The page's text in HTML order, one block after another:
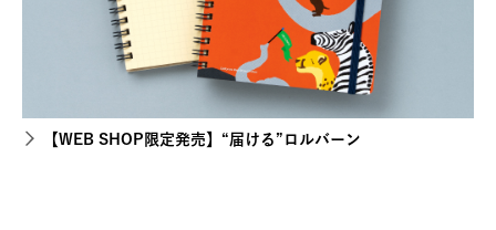
【WEB SHOP限定発売】“届ける”ロルバーン